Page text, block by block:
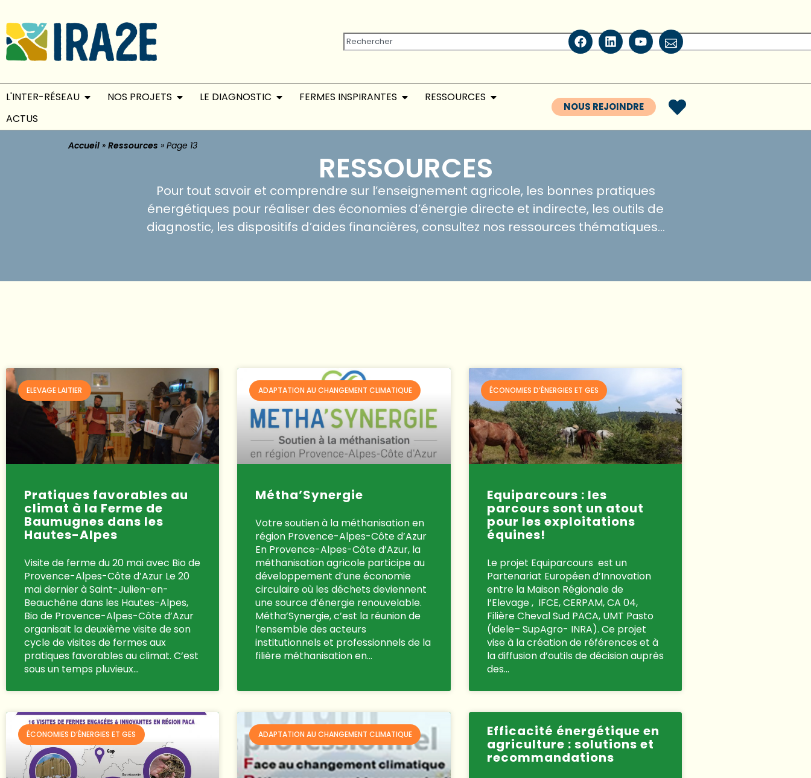
L'INTER-RÉSEAU NOS PROJETS LE DIAGNOSTIC FERMES INSPIRANTES
RESSOURCES
ACTUS
NOUS REJOINDRE
Accueil »Ressources »Page 13
RESSOURCES
Pour tout savoir et comprendre sur l’enseignement agricole, les bonnes pratiques
énergétiques pour réaliser des économies d’énergie directe et indirecte, les outils de
diagnostic, les dispositifs d’aides financières, consultez nos ressources thématiques…
ELEVAGE LAITIER
Pratiques favorables au
climat à la Ferme de
Baumugnes dans les
Hautes-Alpes
Visite de ferme du 20 mai avec Bio de
Provence-Alpes-Côte d’Azur Le 20
mai dernier à Saint-Julien-en-
Beauchêne dans les Hautes-Alpes,
Bio de Provence-Alpes-Côte d’Azur
organisait la deuxième visite de son
cycle de visites de fermes aux
pratiques favorables au climat. C’est
sous un temps pluvieux…
ADAPTATION AU CHANGEMENT CLIMATIQUE
Métha’Synergie
Votre soutien à la méthanisation en
région Provence-Alpes-Côte d’Azur
En Provence-Alpes-Côte d’Azur, la
méthanisation agricole participe au
développement d’une économie
circulaire où les déchets deviennent
une source d’énergie renouvelable.
Métha’Synergie, c’est la réunion de
l’ensemble des acteurs
institutionnels et professionnels de la
filière méthanisation en…
ÉCONOMIES D’ÉNERGIES ET GES
Equiparcours : les
parcours sont un atout
pour les exploitations
équines!
Le projet Equiparcours est un
Partenariat Européen d’Innovation
entre la Maison Régionale de
l’Elevage , IFCE, CERPAM, CA 04,
Filière Cheval Sud PACA, UMT Pasto
(Idele– SupAgro- INRA). Ce projet
vise à la création de références et à
la diffusion d’outils de décision auprès
des…
ÉCONOMIES D’ÉNERGIES ET GES ADAPTATION AU CHANGEMENT CLIMATIQUE Efficacité énergétique en
agriculture : solutions et
recommandations